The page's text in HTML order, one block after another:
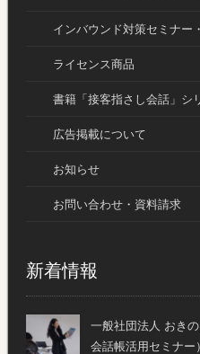
インバウンド対策セミナー
ライセンス商品
書籍「接客指さし会話」シ
広告掲載について
お知らせ
お問い合わせ・資料請求
新着情報
一般社団法人 おき
会話帳活用セミナー）